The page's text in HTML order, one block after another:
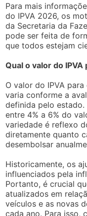
Para mais
do IPVA 2026, os
da Secretaria da
pode ser feita de
que todos estejam
Qual o valor do
O valor do IPVA
varia conforme a
definida pelo estado.
entre 4% a 6% do
variedade é reflexo
diretamente quanto
desembolsar
Historicamente, os
influenciados pela
Portanto, é crucial
atualizados em
veículos e as novas
cada ano. Para isso,